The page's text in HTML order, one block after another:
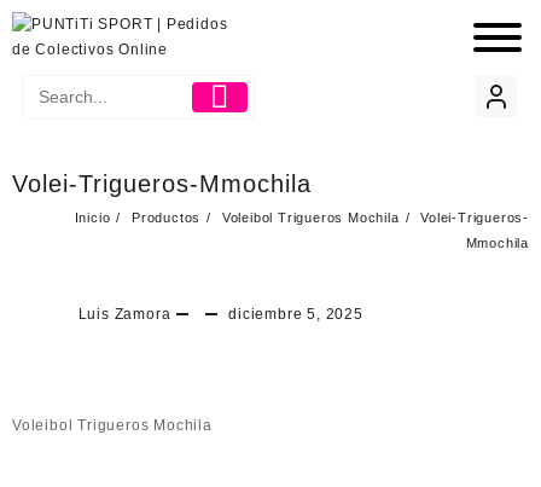
Volei-Trigueros-Mmochila
Inicio Productos Voleibol Trigueros Mochila
Volei-Trigueros-
Mmochila
Luis Zamora diciembre 5, 2025
Voleibol Trigueros Mochila